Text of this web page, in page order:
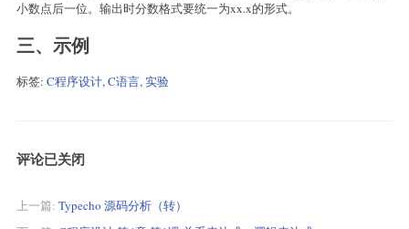
小数点后一位。输出时分数格式要统一为xx.x的形式。
三、示例
标签: C程序设计,C语言,实验
评论已关闭
上一篇: Typecho 源码分析（转）